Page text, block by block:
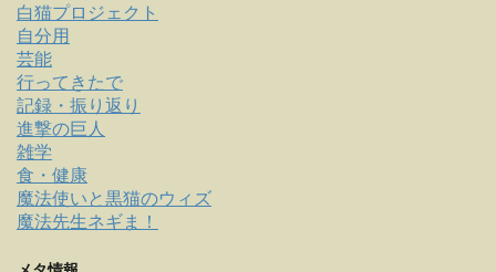
白猫プロジェクト
自分用
芸能
行ってきたで
記録・振り返り
進撃の巨人
雑学
食・健康
魔法使いと黒猫のウィズ
魔法先生ネギま！